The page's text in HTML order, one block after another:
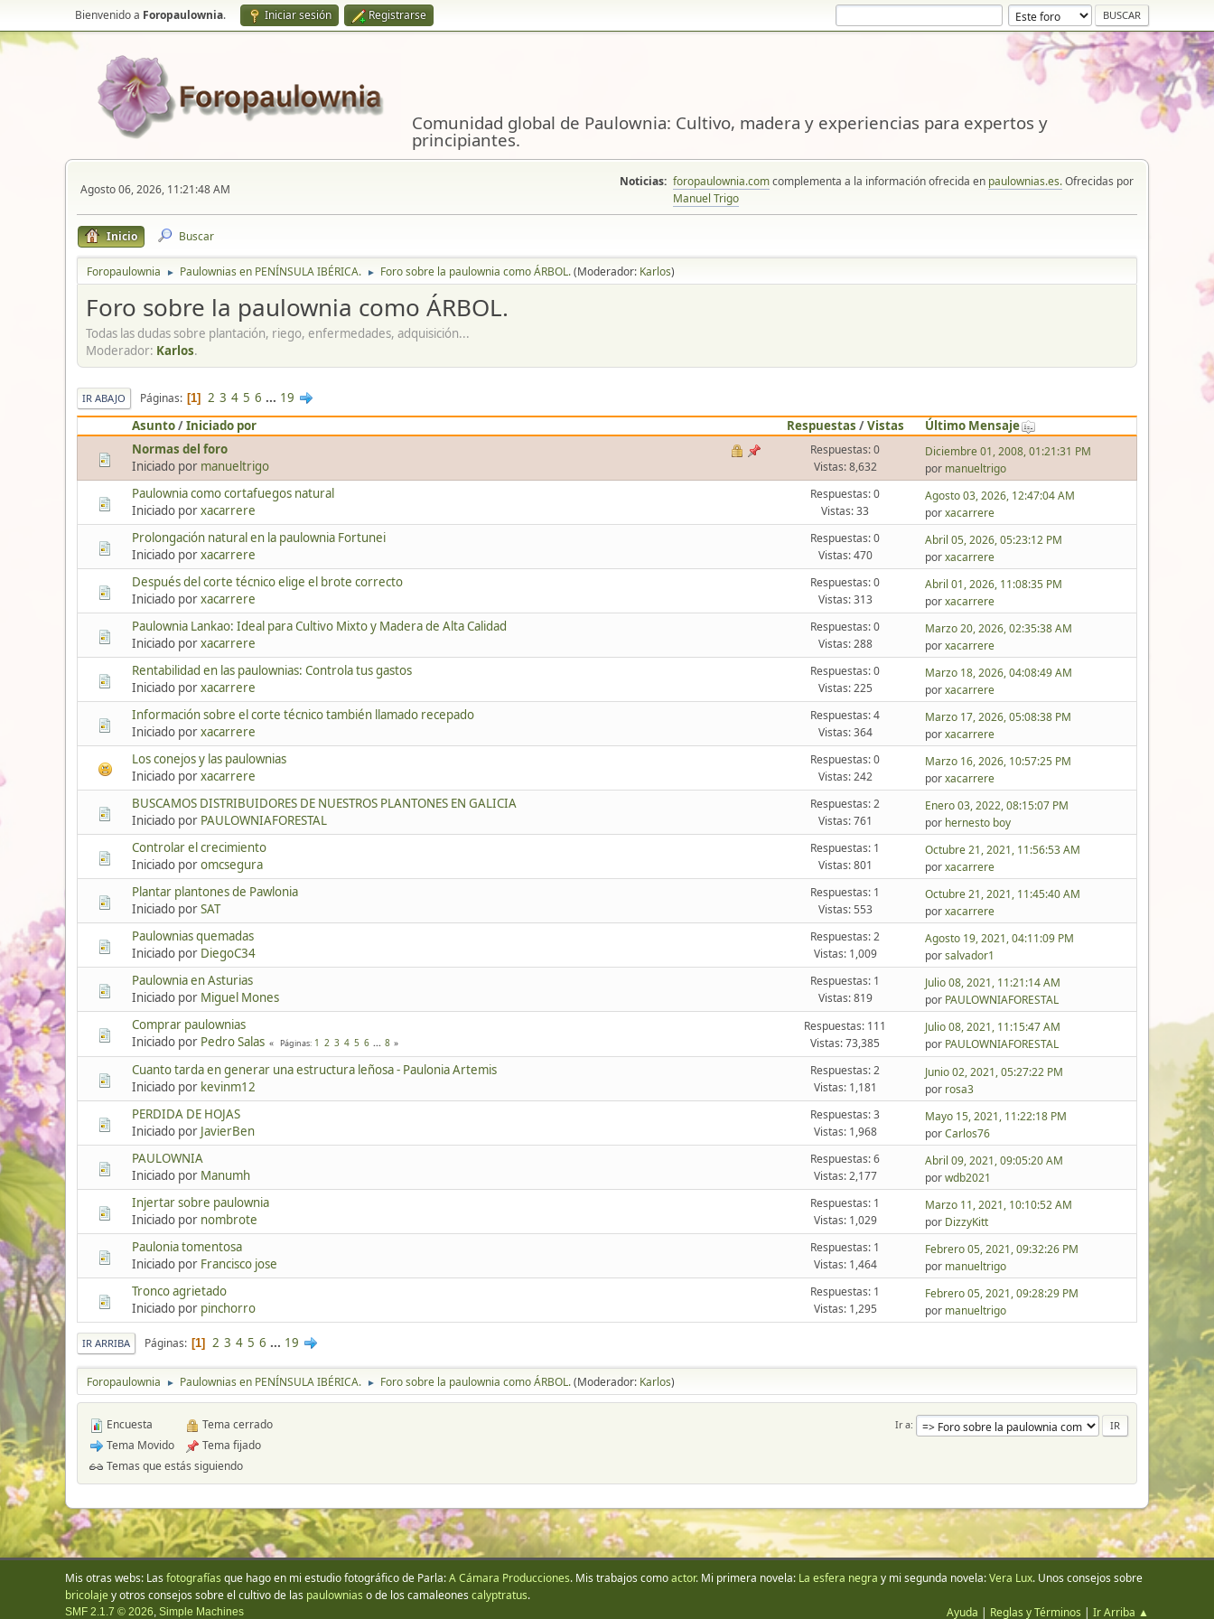
Bienvenido a Foropaulownia. Iniciar sesión Registrarse
Comunidad global de Paulownia: Cultivo, madera y experiencias para expertos y
principiantes.
Agosto 06, 2026, 11:21:48 AM
Noticias: foropaulownia.comcomplementa a la información ofrecida en paulownias.es.Ofrecidas por
Manuel Trigo
Inicio Buscar
Foropaulownia ► Paulownias en PENÍNSULA IBÉRICA. ► Foro sobre la paulownia como ÁRBOL.(Moderador: Karlos)
Foro sobre la paulownia como ÁRBOL.
Todas las dudas sobre plantación, riego, enfermedades, adquisición...
Moderador: Karlos.
IR ABAJO Páginas 1 2 3 4 5 6 ... 19
Asunto/Iniciado por Respuestas /Vistas
Último Mensaje
Normas del foro
Iniciado por manueltrigo
Respuestas: 0
Vistas: 8,632
Diciembre 01, 2008, 01:21:31 PM
por manueltrigo
Paulownia como cortafuegos natural
Iniciado porxacarrere
Respuestas: 0
Vistas: 33
Agosto 03, 2026, 12:47:04 AM
porxacarrere
Prolongación natural en la paulownia Fortunei
Iniciado porxacarrere
Respuestas: 0
Vistas: 470
Abril 05, 2026, 05:23:12 PM
porxacarrere
Después del corte técnico elige el brote correcto
Iniciado porxacarrere
Respuestas: 0
Vistas: 313
Abril 01, 2026, 11:08:35 PM
porxacarrere
Paulownia Lankao: Ideal para Cultivo Mixto y Madera de Alta Calidad
Iniciado porxacarrere
Respuestas: 0
Vistas: 288
Marzo 20, 2026, 02:35:38 AM
porxacarrere
Rentabilidad en las paulownias: Controla tus gastos
Iniciado porxacarrere
Respuestas: 0
Vistas: 225
Marzo 18, 2026, 04:08:49 AM
porxacarrere
Información sobre el corte técnico también llamado recepado
Iniciado porxacarrere
Respuestas: 4
Vistas: 364
Marzo 17, 2026, 05:08:38 PM
porxacarrere
Los conejos y las paulownias
Iniciado porxacarrere
Respuestas: 0
Vistas: 242
Marzo 16, 2026, 10:57:25 PM
porxacarrere
BUSCAMOS DISTRIBUIDORES DE NUESTROS PLANTONES EN GALICIA
Iniciado por PAULOWNIAFORESTAL
Respuestas: 2
Vistas: 761
Enero 03, 2022, 08:15:07 PM
por hernesto boy
Controlar el crecimiento
Iniciado poromcsegura
Respuestas: 1
Vistas: 801
Octubre 21, 2021, 11:56:53 AM
porxacarrere
Plantar plantones de Pawlonia
Iniciado porSAT
Respuestas: 1
Vistas: 553
Octubre 21, 2021, 11:45:40 AM
porxacarrere
Paulownias quemadas
Iniciado por DiegoC34
Respuestas: 2
Vistas: 1,009
Agosto 19, 2021, 04:11:09 PM
porsalvador1
Paulownia en Asturias
Iniciado por Miguel Mones
Respuestas: 1
Vistas: 819
Julio 08, 2021, 11:21:14 AM
por PAULOWNIAFORESTAL
Comprar paulownias
Iniciado por Pedro Salas Páginas 1 2 3 4 5 6 ... 8
Respuestas: 111
Vistas: 73,385
Julio 08, 2021, 11:15:47 AM
por PAULOWNIAFORESTAL
Cuanto tarda en generar una estructura leñosa - Paulonia Artemis
Iniciado por kevinm12
Respuestas: 2
Vistas: 1,181
Junio 02, 2021, 05:27:22 PM
por rosa3
PERDIDA DE HOJAS
Iniciado por JavierBen
Respuestas: 3
Vistas: 1,968
Mayo 15, 2021, 11:22:18 PM
porCarlos76
PAULOWNIA
Iniciado por Manumh
Respuestas: 6
Vistas: 2,177
Abril 09, 2021, 09:05:20 AM
porwdb2021
Injertar sobre paulownia
Iniciado por nombrote
Respuestas: 1
Vistas: 1,029
Marzo 11, 2021, 10:10:52 AM
por DizzyKitt
Paulonia tomentosa
Iniciado por Francisco jose
Respuestas: 1
Vistas: 1,464
Febrero 05, 2021, 09:32:26 PM
por manueltrigo
Tronco agrietado
Iniciado por pinchorro
Respuestas: 1
Vistas: 1,295
Febrero 05, 2021, 09:28:29 PM
por manueltrigo
IR ARRIBA Páginas 1 2 3 4 5 6 ... 19
Foropaulownia ► Paulownias en PENÍNSULA IBÉRICA. ► Foro sobre la paulownia como ÁRBOL.(Moderador: Karlos)
Ir a
Encuesta
Tema Movido
Tema cerrado
Tema fijado
Temas que estás siguiendo
Mis otras webs: Las fotografías que hago en mi estudio fotográfico de Parla:A Cámara Producciones. Mis trabajos comoactor. Mi primera novela: La esfera negra y mi segunda novela:Vera Lux. Unos consejos sobre
bricolaje y otros consejos sobre el cultivo de las paulownias o de los camaleones calyptratus.
Ayuda | Reglas y Términos | Ir Arriba ▲
SMF 2.1.7 © 2026, Simple Machines